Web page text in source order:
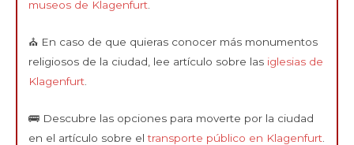
museos de Klagenfurt.
⛪️ En caso de que quieras conocer más monumentos
religiosos de la ciudad, lee artículo sobre las iglesias de
Klagenfurt.
🚌 Descubre las opciones para moverte por la ciudad
en el artículo sobre eltransporte público en Klagenfurt.